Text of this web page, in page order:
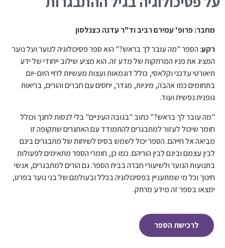
מחבר: פרופ' עמירם רביב וד"ר עדנה כצנלסון
רקע: הספר "מה עובר לך בראש?" הוא ספר פסיכולוגיה לנוער ועל נוער
המציג את פניו המרתקות של מדע זה. הוא מציע שילוב ייחודי של ידע
תיאורטי עדכני וקלאסי, כולל דוגמאות ועצות מעשיות לחיי היום-יום
בתחומים כמו אהבה, מיניות, מגדר, יחסים עם חברים והורים, בריאות
גופנית נפשית ועוד.
"מה עובר לך בראש?" כתוב "בגובה העיניים" בלי לנסות לחנך וכולל
חומר שיכול לעזור למתבגרים להתמודד עם האתגרים שתקופה זו
מביאה אל חייהם. הספר יכול לשמש בסיס לשיחות של מתבגרים בינם
לבין עצמם ובינם לבין הוריהם. כמו כן, חומרי הספר מתאימים לפעולות
בתנועות הנוער ולשיעורי חברה בבית הספר. גם הורים למתבגרים, אנשי
חינוך וכל מי שמתעניין בפסיכולוגיה בכלל ובעולמם של בני נוער בפרט,
ימצאו בספר זה מידע מרתק.
לרכישת הספר